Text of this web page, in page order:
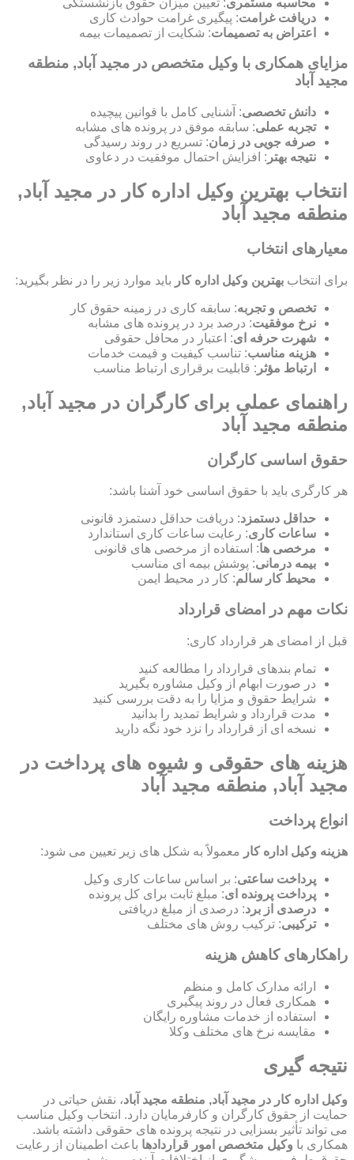
دریافت غرامت: پیگیری غرامت حوادث کاری
اعتراض به تصمیمات: شکایت از تصمیمات بیمه
مزایای همکاری با وکیل متخصص در مجید آباد, منطقه
مجید آباد
دانش تخصصی: آشنایی کامل با قوانین پیچیده
تجربه عملی: سابقه موفق در پرونده های مشابه
صرفه جویی در زمان: تسریع در روند رسیدگی
نتیجه بهتر : افزایش احتمال موفقیت در دعاوی
انتخاب بهترین وکیل اداره کار در مجید آباد,
منطقه مجید آباد
معیارهای انتخاب
برای انتخاب بهترین وکیل اداره کار باید موارد زیر را در نظر بگیرید:
تخصص و تجربه: سابقه کاری در زمینه حقوق کار
نرخ موفقیت: درصد برد در پرونده های مشابه
شهرت حرفه ای: اعتبار در محافل حقوقی
هزینه مناسب: تناسب کیفیت و قیمت خدمات
ارتباط مؤثر : قابلیت برقراری ارتباط مناسب
راهنمای عملی برای کارگران در مجید آباد,
منطقه مجید آباد
حقوق اساسی کارگران
هر کارگری باید با حقوق اساسی خود آشنا باشد:
حداقل دستمزد: دریافت حداقل دستمزد قانونی
ساعات کاری: رعایت ساعات کاری استاندارد
مرخصی ها: استفاده از مرخصی های قانونی
بیمه درمانی: پوشش بیمه ای مناسب
محیط کار سالم: کار در محیط ایمن
نکات مهم در امضای قرارداد
قبل از امضای هر قرارداد کاری:
تمام بندهای قرارداد را مطالعه کنید
در صورت ابهام از وکیل مشاوره بگیرید
شرایط حقوق و مزایا را به دقت بررسی کنید
مدت قرارداد و شرایط تمدید را بدانید
نسخه ای از قرارداد را نزد خود نگه دارید
هزینه های حقوقی و شیوه های پرداخت در
مجید آباد, منطقه مجید آباد
انواع پرداخت
هزینه وکیل اداره کار معمولاً به شکل های زیر تعیین می شود:
پرداخت ساعتی: بر اساس ساعات کاری وکیل
پرداخت پرونده ای: مبلغ ثابت برای کل پرونده
درصدی از برد: درصدی از مبلغ دریافتی
ترکیبی: ترکیب روش های مختلف
راهکارهای کاهش هزینه
ارائه مدارک کامل و منظم
همکاری فعال در روند پیگیری
استفاده از خدمات مشاوره رایگان
مقایسه نرخ های مختلف وکلا
نتیجه گیری
وکیل اداره کار در مجید آباد, منطقه مجید آباد، نقش حیاتی در
حمایت از حقوق کارگران و کارفرمایان دارد. انتخاب وکیل مناسب
می تواند تأثیر بسزایی در نتیجه پرونده های حقوقی داشته باشد.
همکاری با وکیل متخصص امور قراردادها باعث اطمینان از رعایت